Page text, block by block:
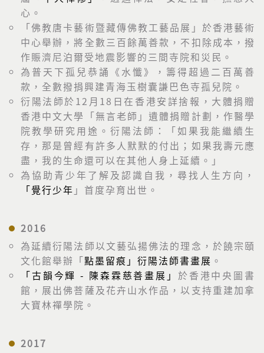
心。
「佛教唐卡藝術暨藏傳佛教工藝品展」於香港藝術
中心舉辦，將全數三百餘萬善款，不扣除成本，撥
作賑濟尼泊爾受地震影響的三間寺院和災民。
為普天下孤兒恭誦《水懺》，籌得超過二百萬善
款，全數撥捐興建青海玉樹囊謙巴色寺孤兒院。
衍陽法師於12月18日在香港安詳捨報，大體捐贈
香港中文大學「無言老師」遺體捐贈計劃，作醫學
院教學研究用途。衍陽法師：「如果我能繼續生
存，那是曾經有許多人默默的付出；如果我壽元應
盡，我的生命還可以在其他人身上延續。」
為協助青少年了解及認識自我，尋找人生方向，
「覺行少年 」首度孕育出世。
2016
為延續衍陽法師以文藝弘揚佛法的理念，於饒宗頤
文化館舉辦「點墨留痕」衍陽法師書畫展 。
「古韻今輝 - 陳森霖慈善畫展」 於香港中央圖書
館，展出佛菩薩及花卉山水作品，以支持重建加拿
大寶林禪學院。
2017